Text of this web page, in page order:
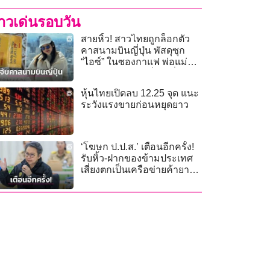
วเด่นรอบวัน
สายหิ้ว! สาวไทยถูกล็อกตัว
คาสนามบินญี่ปุ่น พัสดุซุก
“ไอซ์” ในซองกาแฟ พ่อแม่
หุ้นไทยเปิดลบ 12.25 จุด แนะ
ระวังแรงขายก่อนหยุดยาว
‘โฆษก ป.ป.ส.’ เตือนอีกครั้ง!
รับหิ้ว-ฝากของข้ามประเทศ
เสี่ยงตกเป็นเครือข่ายค้ายา